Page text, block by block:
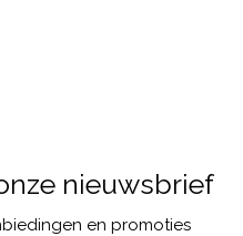
nieuwsbrief
en promoties